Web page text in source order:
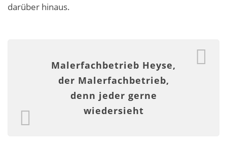
Rostoptik
Tapezierarbeiten
Wandbegrünungen
darüber hinaus.
Malerfachbetrieb Heyse,
der Malerfachbetrieb,
denn jeder gerne
wiedersieht